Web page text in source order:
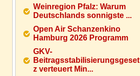
Weinregion Pfalz: Warum
Deutschlands sonnigste ...
Open Air Schanzenkino
Hamburg 2026 Programm
GKV-
Beitragsstabilisierungsgeset
z verteuert Min...